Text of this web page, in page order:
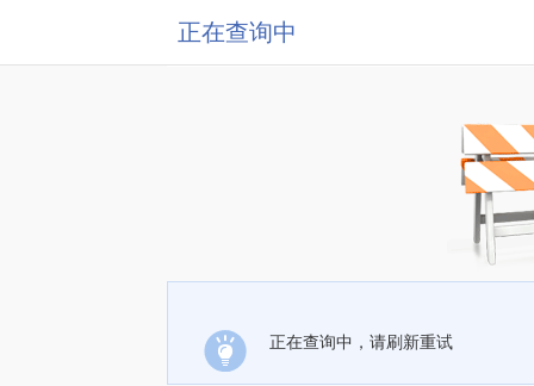
正在查询中
正在查询中，请刷新重试